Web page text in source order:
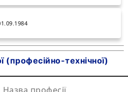
(професійно-технічної)